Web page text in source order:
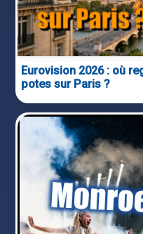
Eurovision 2026 : où
potes sur Paris ?